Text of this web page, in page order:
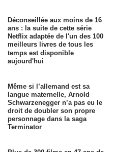
Déconseillée aux moins de 16
ans : la suite de cette série
Netflix adaptée de l'un des 100
meilleurs livres de tous les
temps est disponible
aujourd'hui
Même si l’allemand est sa
langue maternelle, Arnold
Schwarzenegger n’a pas eu le
droit de doubler son propre
personnage dans la saga
Terminator